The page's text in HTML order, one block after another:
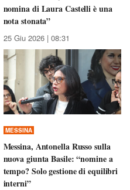
nomina di Laura Castelli è una
nota stonata”
25 Giu 2026 | 08:31
MESSINA
Messina, Antonella Russo sulla
nuova giunta Basile: “nomine a
tempo? Solo gestione di equilibri
interni”